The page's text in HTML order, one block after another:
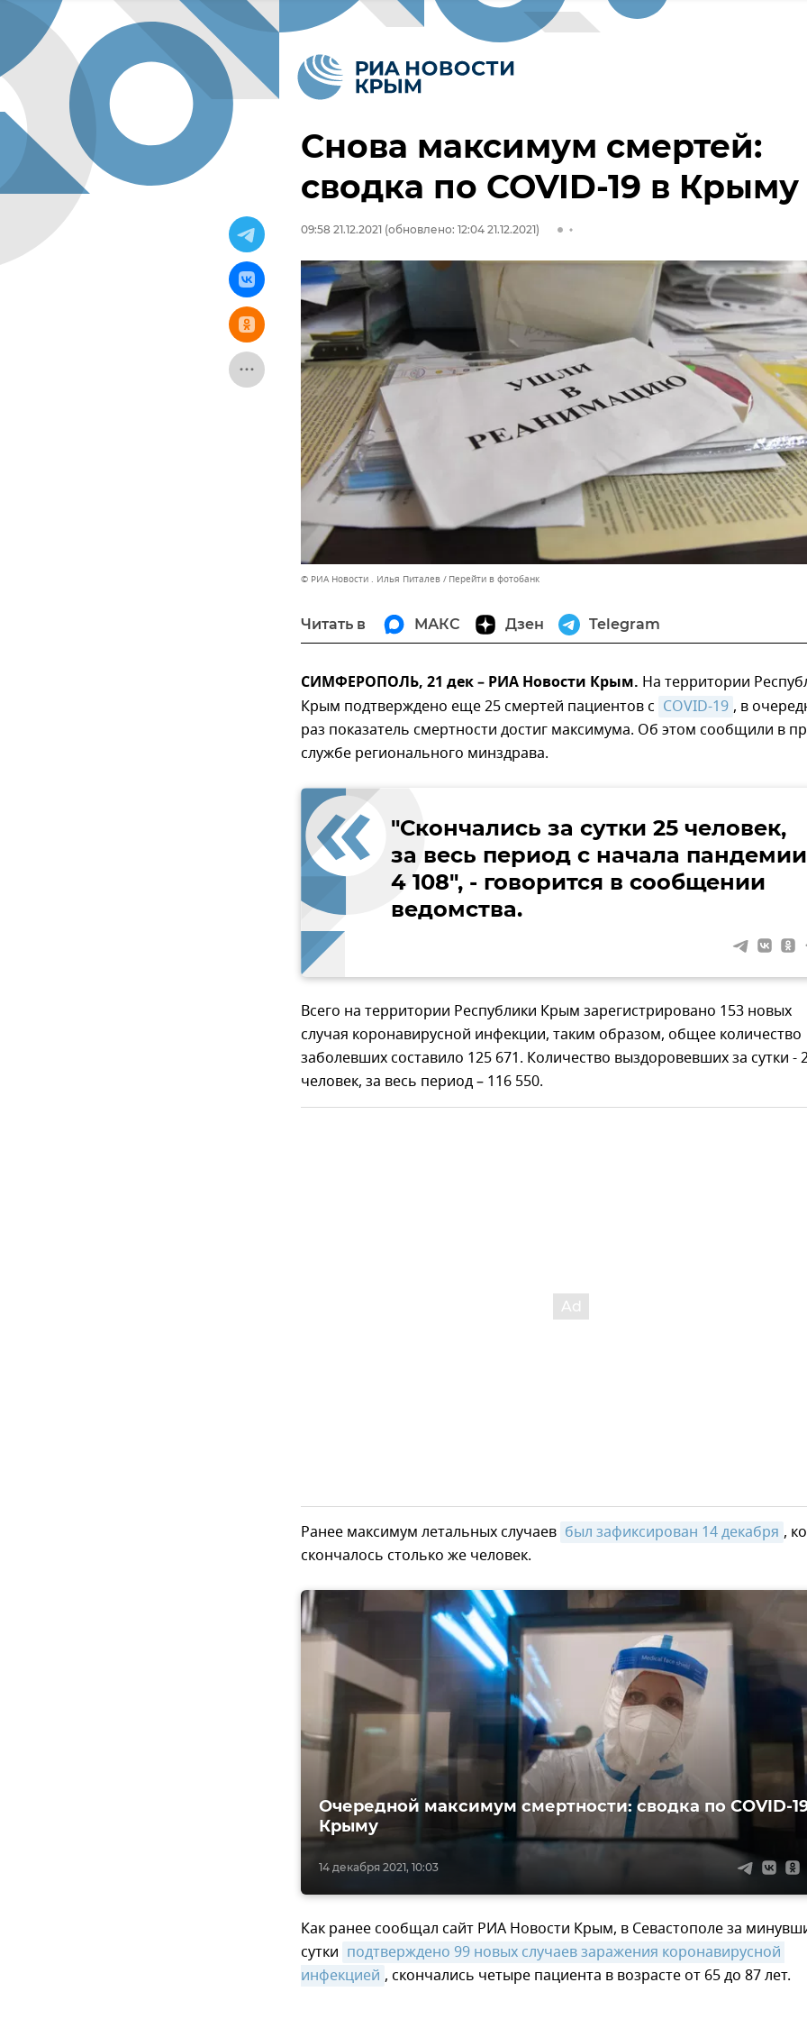
Снова максимум смертей:
сводка по COVID-19 в Крыму
09:58 21.12.2021 (обновлено: 12:04 21.12.2021)
© РИА Новости . Илья Питалев Перейти в фотобанк
Читать в МАКС Дзен Telegram
СИМФЕРОПОЛЬ, 21 дек – РИА Новости Крым. На территории
Крым подтверждено еще 25 смертей пациентов с COVID-19 , в
раз показатель смертности достиг максимума. Об этом сообщили в
службе регионального минздрава.
"Скончались за сутки 25 человек,
за весь период с начала пандемии
4 108", - говорится в сообщении
ведомства.
Всего на территории Республики Крым зарегистрировано 153 новых
случая коронавирусной инфекции, таким образом, общее количество
заболевших составило 125 671. Количество выздоровевших за сутки -
человек, за весь период – 116 550.
Ранее максимум летальных случаев был зафиксирован 14 декабря ,
скончалось столько же человек.
14 декабря 2021, 10:03
Очередной максимум смертности: сводка по COVID-
Крыму
Как ранее сообщал сайт РИА Новости Крым, в Севастополе за
сутки подтверждено 99 новых случаев заражения коронавирусной
инфекцией , скончались четыре пациента в возрасте от 65 до 87 лет.